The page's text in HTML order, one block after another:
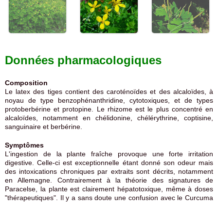
Données pharmacologiques
Composition
Le latex des tiges contient des caroténoïdes et des alcaloïdes, à
noyau de type benzophénanthridine, cytotoxiques, et de types
protoberbérine et protopine. Le rhizome est le plus concentré en
alcaloïdes, notamment en chélidonine, chélérythrine, coptisine,
sanguinaire et berbérine.
Symptômes
L'ingestion de la plante fraîche provoque une forte irritation
digestive. Celle-ci est exceptionnelle étant donné son odeur mais
des intoxications chroniques par extraits sont décrits, notamment
en Allemagne. Contrairement à la théorie des signatures de
Paracelse, la plante est clairement hépatotoxique, même à doses
"thérapeutiques". Il y a sans doute une confusion avec le Curcuma